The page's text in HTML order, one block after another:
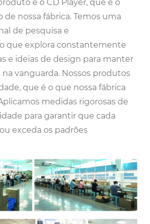
é o CD Player, que é o
nossa fábrica. Temos uma
de pesquisa e
que explora constantemente
e ideias de design para manter
vanguarda. Nossos produtos
que é o que nossa fábrica
medidas rigorosas de
para garantir que cada
exceda os padrões